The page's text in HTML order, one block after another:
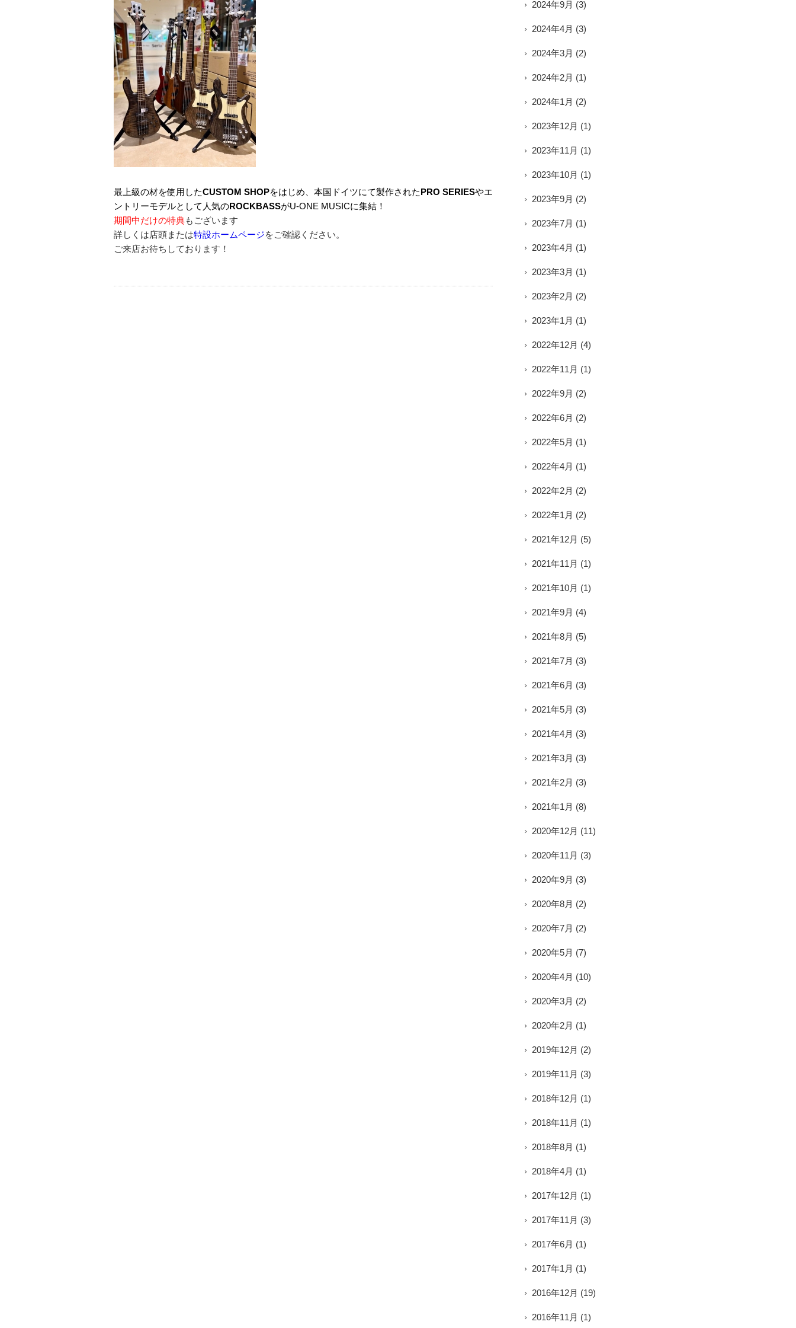
最 上級の材を使用したCUSTOM SHOPをはじめ、本国ドイツにて製作されたPRO SERIESやエ
ントリーモデルとして人気のROCKBASSがU-ONE MUSICに集結！
期間中だけの特典もございます
詳しくは店頭または特設ホームページをご確認ください。
ご来店お待ちしております！
2024年9月 (3)
2024年4月 (3)
2024年3月 (2)
2024年2月 (1)
2024年1月 (2)
2023年12月 (1)
2023年11月 (1)
2023年10月 (1)
2023年9月 (2)
2023年7月 (1)
2023年4月 (1)
2023年3月 (1)
2023年2月 (2)
2023年1月 (1)
2022年12月 (4)
2022年11月 (1)
2022年9月 (2)
2022年6月 (2)
2022年5月 (1)
2022年4月 (1)
2022年2月 (2)
2022年1月 (2)
2021年12月 (5)
2021年11月 (1)
2021年10月 (1)
2021年9月 (4)
2021年8月 (5)
2021年7月 (3)
2021年6月 (3)
2021年5月 (3)
2021年4月 (3)
2021年3月 (3)
2021年2月 (3)
2021年1月 (8)
2020年12月 (11)
2020年11月 (3)
2020年9月 (3)
2020年8月 (2)
2020年7月 (2)
2020年5月 (7)
2020年4月 (10)
2020年3月 (2)
2020年2月 (1)
2019年12月 (2)
2019年11月 (3)
2018年12月 (1)
2018年11月 (1)
2018年8月 (1)
2018年4月 (1)
2017年12月 (1)
2017年11月 (3)
2017年6月 (1)
2017年1月 (1)
2016年12月 (19)
2016年11月 (1)